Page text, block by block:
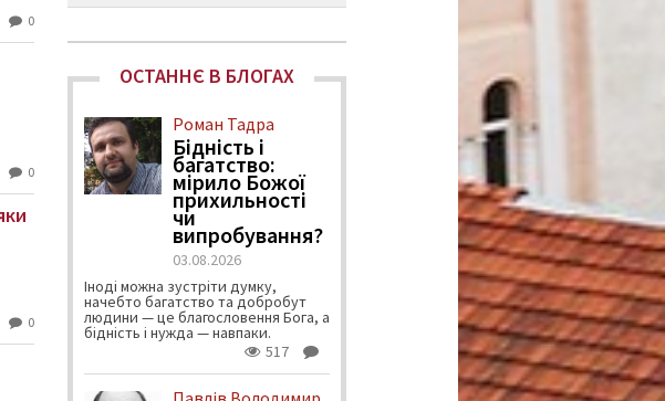
0
0
0
ОСТАННЄ В БЛОГАХ
Роман Тадра
Бідність і
багатство:
мірило Божої
прихильності
чи
випробування?
03.08.2026
Іноді можна зустріти думку,
начебто багатство та добробут
людини — це благословення Бога, а
бідність і нужда — навпаки.
517